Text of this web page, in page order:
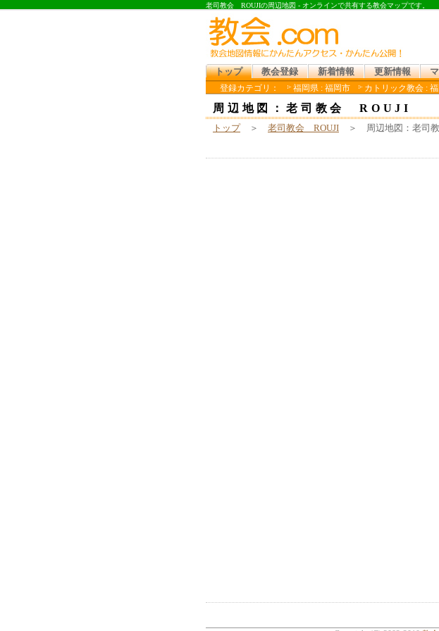
老司教会 ROUJIの周辺地図 - オンラインで共有する教会マップです。
トップ 教会登録 新着情報 更新情報
登録カテゴリ：
福岡県 : 福岡市 カトリック教会 :
周辺地図：老司教会 ROUJI
トップ ＞ 老司教会 ROUJI ＞ 周辺地図：老司